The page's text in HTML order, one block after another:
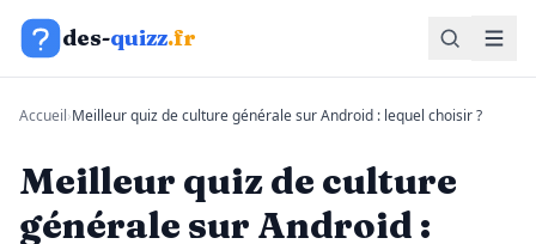
Aller au contenu
des-quizz.fr
Accueil›Meilleur quiz de culture générale sur Android : lequel choisir ?
Meilleur quiz de culture
générale sur Android :